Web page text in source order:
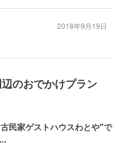
2018年9月19日
のおでかけプラン
民家ゲストハウスわとや"で